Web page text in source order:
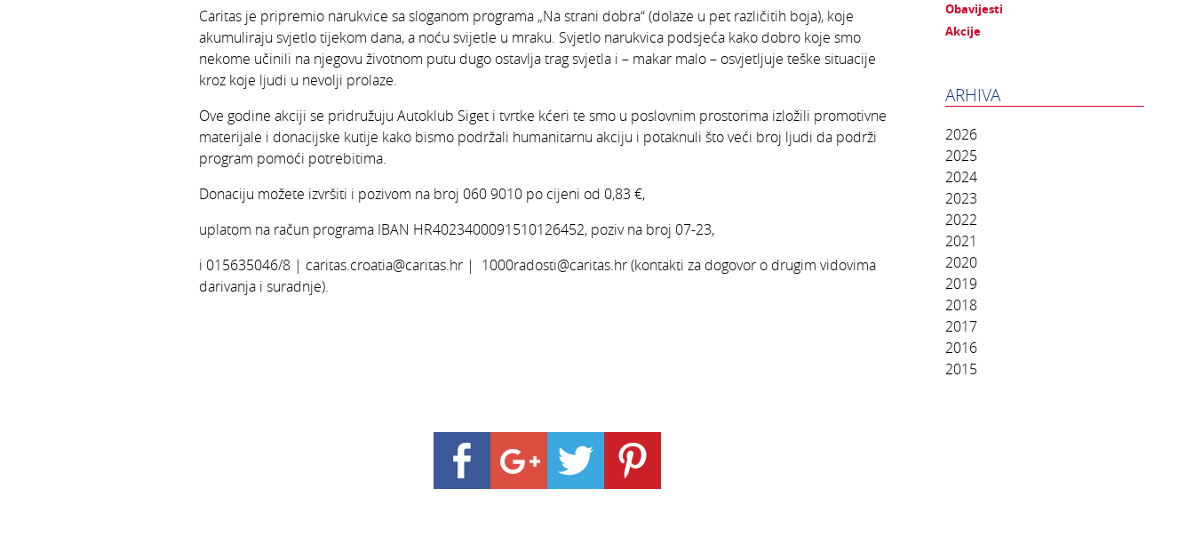
Caritas je pripremio narukvice sa sloganom programa „Na strani dobra“ (dolaze u pet različitih boja), koje
akumuliraju svjetlo tijekom dana, a noću svijetle u mraku. Svjetlo narukvica podsjeća kako dobro koje smo
nekome učinili na njegovu životnom putu dugo ostavlja trag svjetla i – makar malo – osvjetljuje teške situacije
kroz koje ljudi u nevolji prolaze.
Ove godine akciji se pridružuju Autoklub Siget i tvrtke kćeri te smo u poslovnim prostorima izložili promotivne
materijale i donacijske kutije kako bismo podržali humanitarnu akciju i potaknuli što veći broj ljudi da podrži
program pomoći potrebitima.
Donaciju možete izvršiti i pozivom na broj 060 9010 po cijeni od 0,83 €,
uplatom na račun programa IBAN HR4023400091510126452, poziv na broj 07-23,
i 015635046/8 | caritas.croatia@caritas.hr | 1000radosti@caritas.hr (kontakti za dogovor o drugim vidovima
darivanja i suradnje).
Obavijesti
Akcije
ARHIVA
2026
2025
2024
2023
2022
2021
2020
2019
2018
2017
2016
2015